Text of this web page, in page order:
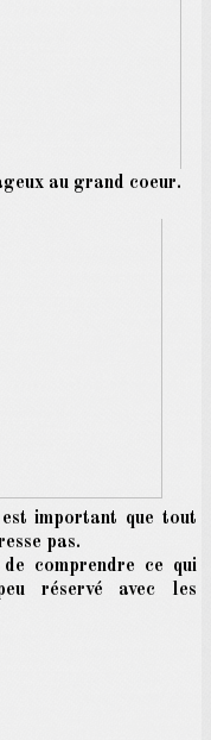
au grand coeur.
important que tout
pas.
comprendre ce qui
réservé avec les